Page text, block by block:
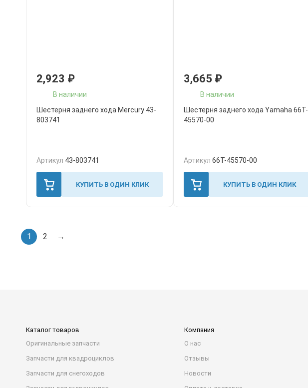
2,923 ₽
В наличии
Шестерня заднего хода Mercury 43-
803741
Артикул 43-803741
КУПИТЬ В ОДИН КЛИК
3,665 ₽
В наличии
Шестерня заднего хода Yamaha 66T-
45570-00
Артикул 66T-45570-00
КУПИТЬ В ОДИН КЛИК
1 2 →
Каталог товаров
Оригинальные запчасти
Запчасти для квадроциклов
Запчасти для снегоходов
Компания
О нас
Отзывы
Новости